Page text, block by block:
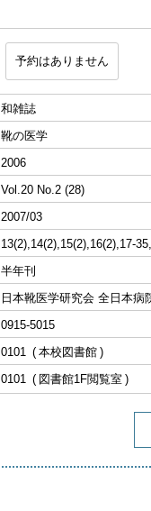
予約はありません
和雑誌
靴の医学
2006
Vol.20 No.2 (28)
2007/03
13(2),14(2),15(2),16(2),17-
半年刊
日本靴医学研究会 全日本病
0915-5015
0101
本校図書館
0101 図書館1F閲覧室